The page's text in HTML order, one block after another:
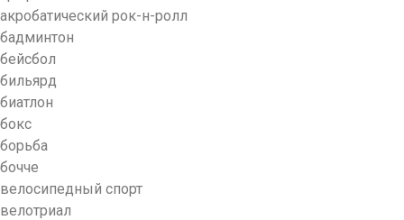
акробатический рок-н-ролл
бадминтон
бейсбол
бильярд
биатлон
бокс
борьба
бочче
велосипедный спорт
велотриал